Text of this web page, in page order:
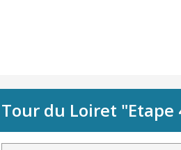
Tour du Loiret "Etape